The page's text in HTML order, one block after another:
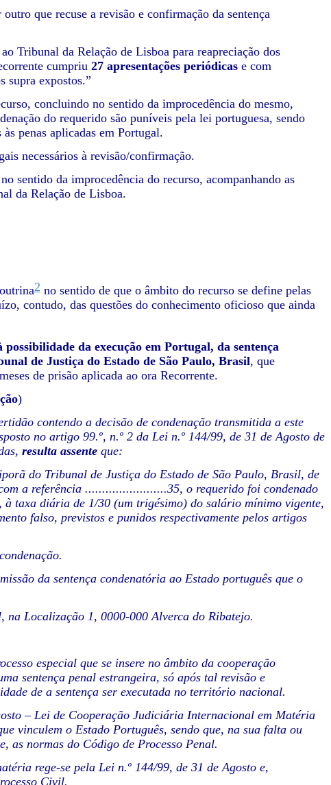
que recuse a revisão e confirmação da sentença
Tribunal da Relação de Lisboa para reapreciação dos
cumpriu 27 apresentações periódicas e com
supra expostos.”
concluindo no sentido da improcedência do mesmo,
do requerido são puníveis pela lei portuguesa, sendo
penas aplicadas em Portugal.
necessários à revisão/confirmação.
sentido da improcedência do recurso, acompanhando as
da Relação de Lisboa.
2 no sentido de que o âmbito do recurso se define pelas
contudo, das questões do conhecimento oficioso que ainda
da execução em Portugal, da sentença
de Justiça do Estado de São Paulo, Brasil, que
de prisão aplicada ao ora Recorrente.
)
contendo a decisão de condenação transmitida a este
no artigo 99.º, n.º 2 da Lei n.º 144/99, de 31 de Agosto de
resulta assente que:
do Tribunal de Justiça do Estado de São Paulo, Brasil, de
a referência ........................35, o requerido foi condenado
à taxa diária de 1/30 (um trigésimo) do salário mínimo vigente,
falso, previstos e punidos respectivamente pelos artigos
da sentença condenatória ao Estado português que o
Localização 1, 0000-000 Alverca do Ribatejo.
especial que se insere no âmbito da cooperação
sentença penal estrangeira, só após tal revisão e
de a sentença ser executada no território nacional.
– Lei de Cooperação Judiciária Internacional em Matéria
vinculem o Estado Português, sendo que, na sua falta ou
as normas do Código de Processo Penal.
rege-se pela Lei n.º 144/99, de 31 de Agosto e,
Civil.